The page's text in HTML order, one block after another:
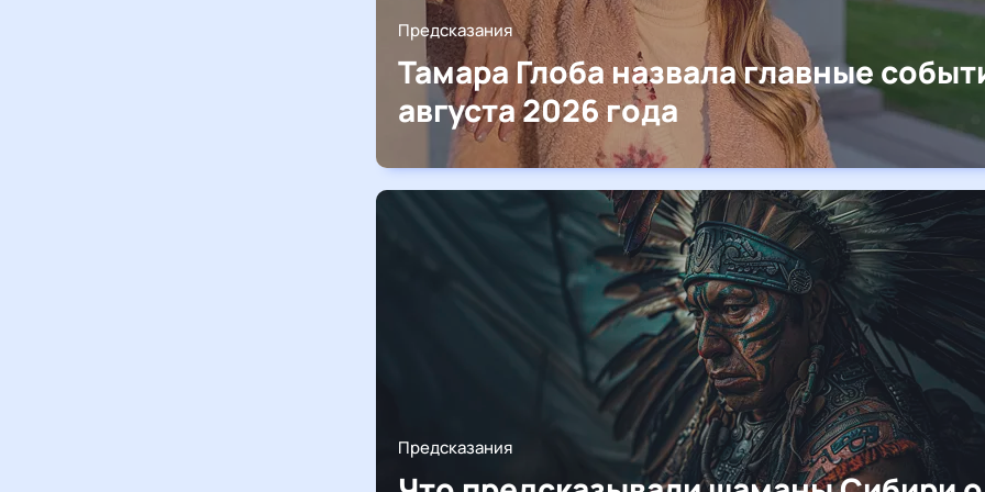
Предсказания
Тамара Глоба назвала главные
августа 2026 года
Предсказания